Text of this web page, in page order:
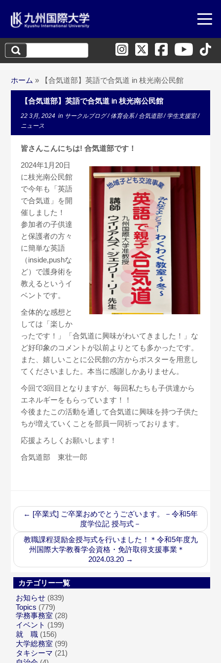
検
索:
ホーム » 【合気道部】英語で合気道 in 枝光南公民館
【合気道部】英語で合気道 in 枝光南公民館
22 3月, 2024 in サークルブログ/体育会系/合気道部/学生支援室/
ニュース
皆さんこんにちは! 合気道部です！
2024年1月20日
に枝光南公民館
で今年も「英語
で合気道」を開
催しました！
参加者の子供達
と保護者の方々
に簡単な英語
（inside,pushな
ど）で護身術を
教えるというイ
ベントです。
全体的な感想と
しては「楽しか
ったです！」「合気道に興味がわいてきました！」な
ど好印象のコメントが以前よりとても多かったです。
また、嬉しいことに公民館の方からポスターを用意し
てくださいました。本当に感謝しかありません。
今回で3回目となりますが、毎回私たちも子供達から
エネルギーをもらっています！！
今後またこの活動を通して合気道に興味を持つ子供た
ちが増えていくことを部員一同祈っております。
応援よろしくお願いします！
合気道部 東壮一郎
← [卒業式] ご卒業おめでとうございます。－令和5年
度学位記 授与式－
教職課程奨励金授与式を行いました！＊令和5年度九
州国際大学教養学会資格・免許取得支援事業＊
2024.03.20 →
カテゴリー一覧
お知らせ (839)
Topics (779)
学務事務室 (28)
イベント (199)
就 職 (156)
大学総務室 (99)
タキシーマ (21)